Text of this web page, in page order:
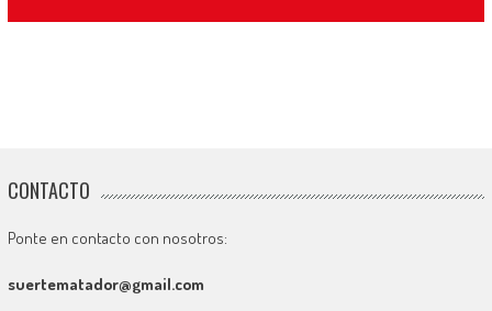
CONTACTO
Ponte en contacto con nosotros:
suertematador@gmail.com